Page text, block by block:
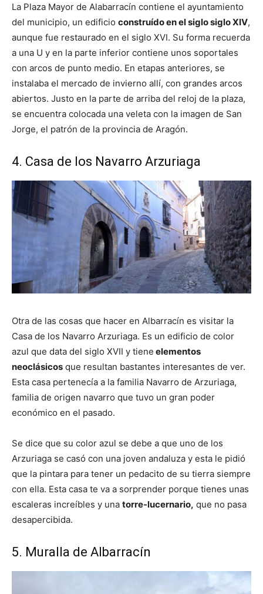
La Plaza Mayor de Alabarracín contiene el ayuntamiento
del municipio, un edificio construído en el siglo siglo XIV,
aunque fue restaurado en el siglo XVI. Su forma recuerda
a una U y en la parte inferior contiene unos soportales
con arcos de punto medio. En etapas anteriores, se
instalaba el mercado de invierno allí, con grandes arcos
abiertos. Justo en la parte de arriba del reloj de la plaza,
se encuentra colocada una veleta con la imagen de San
Jorge, el patrón de la provincia de Aragón.
4. Casa de los Navarro Arzuriaga
Otra de las cosas que hacer en Albarracín es visitar la
Casa de los Navarro Arzuriaga. Es un edificio de color
azul que data del siglo XVII y tiene elementos
neoclásicos que resultan bastantes interesantes de ver.
Esta casa pertenecía a la familia Navarro de Arzuriaga,
familia de origen navarro que tuvo un gran poder
económico en el pasado.
Se dice que su color azul se debe a que uno de los
Arzuriaga se casó con una joven andaluza y esta le pidió
que la pintara para tener un pedacito de su tierra siempre
con ella. Esta casa te va a sorprender porque tienes unas
escaleras increíbles y una torre-lucernario, que no pasa
desapercibida.
5. Muralla de Albarracín